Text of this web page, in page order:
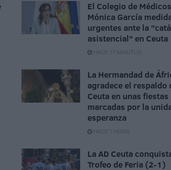
El Colegio de
Mónica García
urgentes ante la
asistencial" en Ceuta
HACE 17 MINUTOS
La Hermandad de
agradece el respaldo
Ceuta en unas fiestas
marcadas por la
esperanza
HACE 1 HORA
La AD Ceuta
Trofeo de Feria (2-1)